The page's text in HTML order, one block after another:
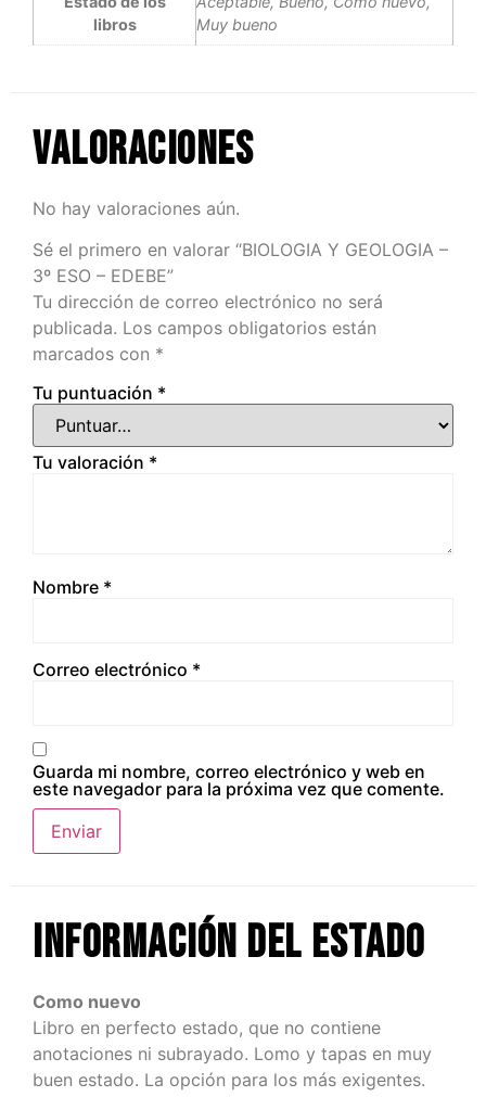
libros
Muy bueno
Valoraciones
No hay valoraciones aún.
Sé el primero en valorar “BIOLOGIA Y GEOLOGIA –
3º ESO – EDEBE”
Tu dirección de correo electrónico no será
publicada. Los campos obligatorios están
marcados con *
Tu puntuación *
Tu valoración *
Nombre *
Correo electrónico *
Guarda mi nombre, correo electrónico y web en
este navegador para la próxima vez que comente.
Información del estado
Como nuevo
Libro en perfecto estado, que no contiene
anotaciones ni subrayado. Lomo y tapas en muy
buen estado. La opción para los más exigentes.